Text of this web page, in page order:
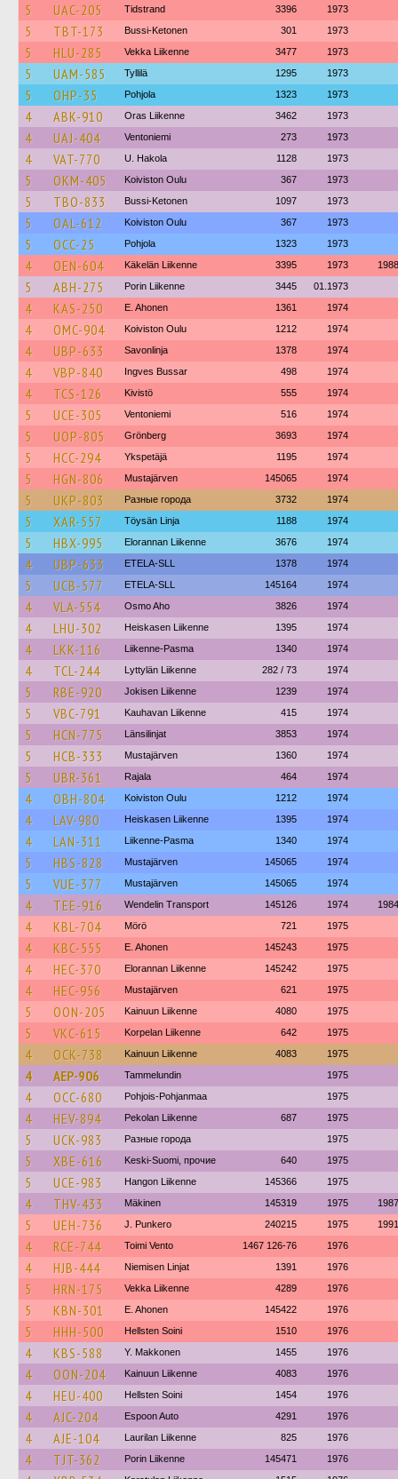
5 UAC-205 Tidstrand 3396 1973
5 TBT-173 Bussi-Ketonen 301 1973
5 HLU-285 Vekka Liikenne 3477 1973
5 UAM-585 Tyllilä 1295 1973
5 OHP-35 Pohjola 1323 1973
4 ABK-910 Oras Liikenne 3462 1973
4 UAJ-404 Ventoniemi 273 1973
4 VAT-770 U. Hakola 1128 1973
5 OKM-405 Koiviston Oulu 367 1973
5 TBO-833 Bussi-Ketonen 1097 1973
5 OAL-612 Koiviston Oulu 367 1973
5 OCC-25 Pohjola 1323 1973
4 OEN-604 Käkelän Liikenne 3395 1973 1988
5 ABH-275 Porin Liikenne 3445 01.1973
4 KAS-250 E. Ahonen 1361 1974
4 OMC-904 Koiviston Oulu 1212 1974
4 UBP-633 Savonlinja 1378 1974
4 VBP-840 Ingves Bussar 498 1974
4 TCS-126 Kivistö 555 1974
5 UCE-305 Ventoniemi 516 1974
5 UOP-805 Grönberg 3693 1974
5 HCC-294 Ykspetäjä 1195 1974
5 HGN-806 Mustajärven 145065 1974
5 UKP-803 Разные города 3732 1974
5 XAR-557 Töysän Linja 1188 1974
5 HBX-995 Elorannan Liikenne 3676 1974
4 UBP-633 ETELA-SLL 1378 1974
5 UCB-577 ETELA-SLL 145164 1974
4 VLA-554 Osmo Aho 3826 1974
4 LHU-302 Heiskasen Liikenne 1395 1974
4 LKK-116 Liikenne-Pasma 1340 1974
4 TCL-244 Lyttylän Liikenne 282 / 73 1974
5 RBE-920 Jokisen Liikenne 1239 1974
5 VBC-791 Kauhavan Liikenne 415 1974
5 HCN-775 Länsilinjat 3853 1974
5 HCB-333 Mustajärven 1360 1974
5 UBR-361 Rajala 464 1974
4 OBH-804 Koiviston Oulu 1212 1974
4 LAV-980 Heiskasen Liikenne 1395 1974
4 LAN-311 Liikenne-Pasma 1340 1974
5 HBS-828 Mustajärven 145065 1974
5 VUE-377 Mustajärven 145065 1974
4 TEE-916 Wendelin Transport 145126 1974 1984
4 KBL-704 Mörö 721 1975
4 KBC-555 E. Ahonen 145243 1975
4 HEC-370 Elorannan Liikenne 145242 1975
4 HEC-956 Mustajärven 621 1975
5 OON-205 Kainuun Liikenne 4080 1975
5 VKC-615 Korpelan Liikenne 642 1975
4 OCK-738 Kainuun Liikenne 4083 1975
4 AEP-906 Tammelundin 1975
4 OCC-680 Pohjois-Pohjanmaa 1975
4 HEV-894 Pekolan Liikenne 687 1975
5 UCK-983 Разные города 1975
5 XBE-616 Keski-Suomi, прочие 640 1975
5 UCE-983 Hangon Liikenne 145366 1975
4 THV-433 Mäkinen 145319 1975 1987
5 UEH-736 J. Punkero 240215 1975 1991
4 RCE-744 Toimi Vento 1467 126-76 1976
4 HJB-444 Niemisen Linjat 1391 1976
5 HRN-175 Vekka Liikenne 4289 1976
5 KBN-301 E. Ahonen 145422 1976
5 HHH-500 Hellsten Soini 1510 1976
4 KBS-588 Y. Makkonen 1455 1976
4 OON-204 Kainuun Liikenne 4083 1976
4 HEU-400 Hellsten Soini 1454 1976
4 AJC-204 Espoon Auto 4291 1976
4 AJE-104 Laurilan Liikenne 825 1976
4 TJT-362 Porin Liikenne 145471 1976